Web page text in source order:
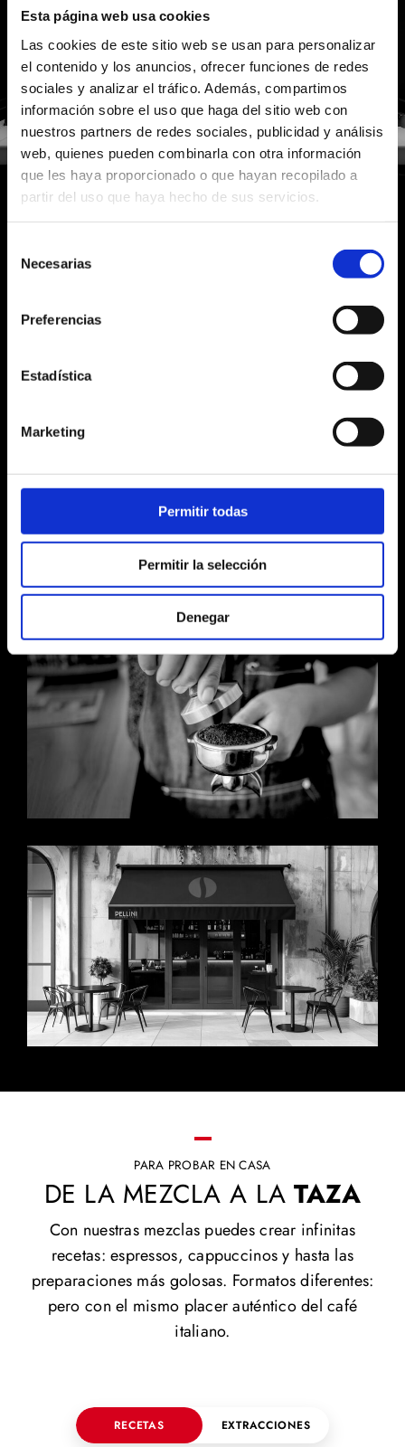
Esta página web usa cookies
Las cookies de este sitio web se usan para personalizar
el contenido y los anuncios, ofrecer funciones de redes
sociales y analizar el tráfico. Además, compartimos
información sobre el uso que haga del sitio web con
nuestros partners de redes sociales, publicidad y análisis
web, quienes pueden combinarla con otra información
que les haya proporcionado o que hayan recopilado a
partir del uso que haya hecho de sus servicios.
Necesarias
Preferencias
Estadística
Marketing
Permitir todas
Permitir la selección
Denegar
PROFESIONALES
Nuestra mezclas encierran la pasión y la
cada taza en una experiencia de exquisito placer.
viaje sensorial inigualable, a base de calidad
superior, estilo y personalidad auténtica.
CONTÁCTANOS
PARA PROBAR EN CASA
DE LA MEZCLA A LATAZA
Con nuestras mezclas puedes crear infinitas
recetas: espressos, cappuccinos y hasta las
preparaciones más golosas. Formatos diferentes:
pero con el mismo placer auténtico del café
italiano.
RECETAS EXTRACCIONES
CAFFÉ PELLINI
for:
CAFFÉ PELLINI
for: